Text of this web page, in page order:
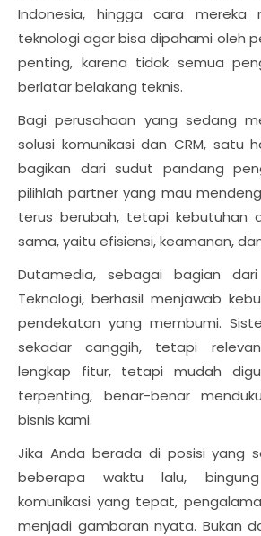
Indonesia, hingga cara mereka
teknologi agar bisa dipahami oleh
penting, karena tidak semua
berlatar belakang teknis.
Bagi perusahaan yang sedang
solusi komunikasi dan CRM, satu
bagikan dari sudut pandang
pilihlah partner yang mau
terus berubah, tetapi kebutuhan
sama, yaitu efisiensi, keamanan,
Dutamedia, sebagai bagian
Teknologi, berhasil menjawab
pendekatan yang membumi.
sekadar canggih, tetapi
lengkap fitur, tetapi mudah
terpenting, benar-benar
bisnis kami.
Jika Anda berada di posisi yang
beberapa waktu lalu,
komunikasi yang tepat,
menjadi gambaran nyata. Bukan